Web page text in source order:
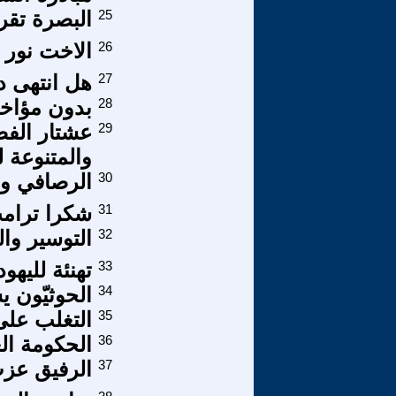
البصرة
25
الاخت 26
هل انتهى 27
بدون 28
29
الرصافي 30
شكرا 31
التوسير 32
تهنئة 33
الحوثيّون 34
التغلب 35
الحكومة 36
الرفيق 37